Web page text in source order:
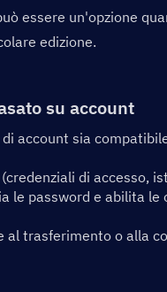
essere un'opzione
edizione.
su account
account sia
di accesso,
le password e abilita le
trasferimento o alla